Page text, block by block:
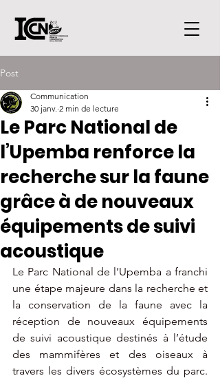
Post
Le Parc National de
l’Upemba renforce la
recherche sur la faune
grâce à de nouveaux
équipements de suivi
acoustique
Communication
30 janv. 2 min de lecture
Le Parc National de l’Upemba a franchi
une étape majeure dans la recherche et
la conservation de la faune avec la
réception de nouveaux équipements
de suivi acoustique destinés à l’étude
des mammifères et des oiseaux à
travers les divers écosystèmes du parc.